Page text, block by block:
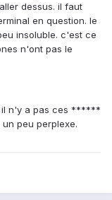
dessus. il faut
en question. le
insoluble. c'est ce
n'ont pas le
il n'y a pas ces ******
peu perplexe.